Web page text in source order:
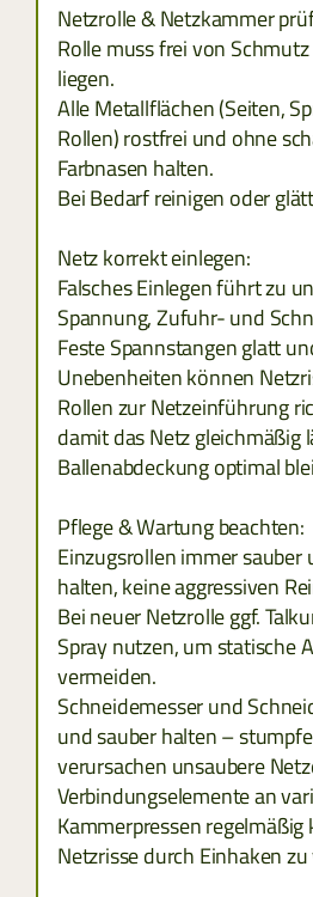
SLOWENIEN
TCHECHIEN
ESTLAND
GRIECHENLAND
LETTLAND
LITAUEN
SLOWAKAI
TÜRKEI
Netzrolle & Netzkammer
Rolle muss frei von
liegen.
Alle Metallflächen (Seiten,
Rollen) rostfrei und ohne
Farbnasen halten.
Bei Bedarf reinigen oder
Netz korrekt einlegen:
Falsches Einlegen führt zu
Spannung, Zufuhr- und
Feste Spannstangen glatt
Unebenheiten können
Rollen zur Netzeinführung
damit das Netz gleichmäßig
Ballenabdeckung optimal
Pflege & Wartung beachten:
Einzugsrollen immer sauber
halten, keine aggressiven
Bei neuer Netzrolle ggf.
Spray nutzen, um statische
vermeiden.
Schneidemesser und
und sauber halten –
verursachen unsaubere
Verbindungselemente an
Kammerpressen
Netzrisse durch Einhaken